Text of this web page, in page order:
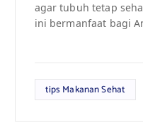
agar tubuh tetap
ini bermanfaat bagi
tips Makanan Sehat